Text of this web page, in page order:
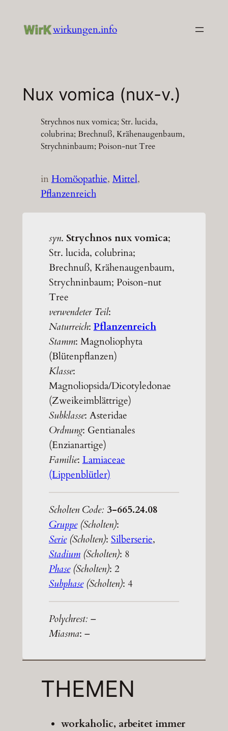
Inhalt
wirkungen.info
Nux vomica (nux-v.)
Strychnos nux vomica; Str. lucida,
colubrina; Brechnuß, Krähenaugenbaum,
Strychninbaum; Poison-nut Tree
inHomöopathie, Mittel
Pflanzenreich
syn. Strychnos nux vomica;
Str. lucida, colubrina;
Brechnuß, Krähenaugenbaum,
Strychninbaum; Poison-nut
Tree
verwendeter Teil:
Naturreich: Pflanzenreich
Stamm: Magnoliophyta
(Blütenpflanzen)
Klasse:
Magnoliopsida/Dicotyledonae
(Zweikeimblättrige)
Subklasse: Asteridae
Ordnung: Gentianales
(Enzianartige)
Familie: Lamiaceae
(Lippenblütler)
Scholten Code: 3-665.24.08
Gruppe(Scholten):
Serie(Scholten): Silberserie,
Stadium(Scholten): 8
Phase(Scholten): 2
Subphase (Scholten): 4
Polychrest: –
Miasma: –
THEMEN
workaholic, arbeitet immer